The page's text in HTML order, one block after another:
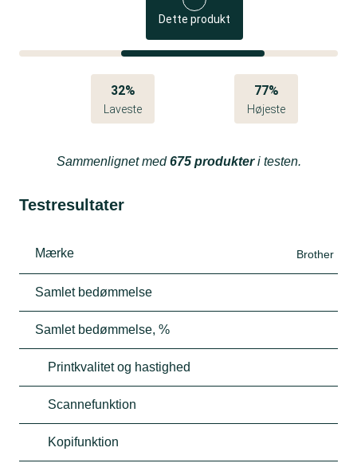
Dette produkt
32%
Laveste
77%
Højeste
Sammenlignet med675 produkteri testen.
Testresultater
Mærke Brother
Samlet bedømmelse
Samlet bedømmelse, %
Printkvalitet og hastighed
Scannefunktion
Kopifunktion